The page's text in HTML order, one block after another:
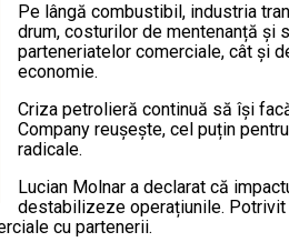
Pe lângă combustibil, industria
drum, costurilor de mentenanță și
parteneriatelor comerciale, cât și
economie.
Criza petrolieră continuă să își
Company reușește, cel puțin
radicale.
Lucian Molnar a declarat că
destabilizeze operațiunile. Potrivit
cu partenerii.